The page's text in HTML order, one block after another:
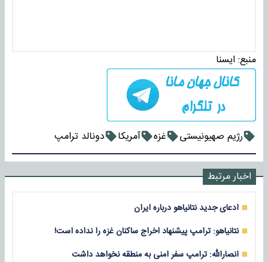
منبع: ايسنا
رژیم صهیونیستی غزه آمریکا دونالد ترامپ
اخبار مرتبط
ادعای جدید نتانیاهو درباره ایران
نتانیاهو: ترامپ پیشنهاد اخراج ساکنان غزه را نداده است!
انصارالله: ترامپ سفر امنی به منطقه نخواهد داشت